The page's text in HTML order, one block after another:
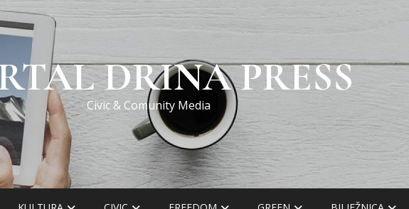
DRINA PRESS
Civic & Comunity Media